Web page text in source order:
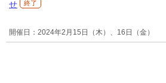
せ
終了
開催日：2024年2月15日（木）、16日（金）